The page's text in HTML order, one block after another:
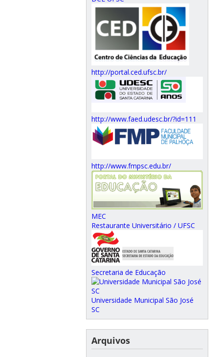
http://portal.ced.ufsc.br/
http://www.faed.udesc.br/?id=111
http://www.fmpsc.edu.br/
MEC
Restaurante Universitário / UFSC
Secretaria de Educação
Universidade Municipal São José
SC
Arquivos